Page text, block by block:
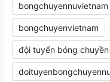
bongchuyennuvietnam
bongchuyenvietnam
đội tuyển bóng
doituyenbongchuyennu